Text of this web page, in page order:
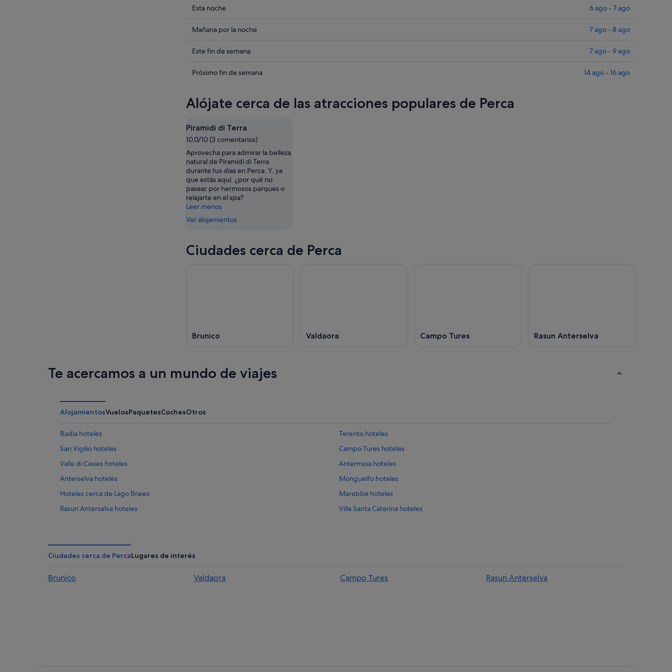
Comprueba
precios
Perca
esta
ago
7
ago
Esta noche 6 ago - 7 ago
Comprueba
precios
Perca
por
noche,
7
ago
-
8
ago
Mañana por la noche 7 ago - 8 ago
Comprueba
precios
para
fin
de
semana,
7
ago
-
9
ago
Este fin de semana 7 ago - 9 ago
Comprueba
en
para
el
próximo
fin
de
semana,
14
ago
-
16
Próximo fin de semana 14 ago - 16 ago
Alójate cerca de las atracciones populares de Perca
Piramidi di Terra
10.0/10 (3 comentarios)
Aprovecha para admirar la belleza
natural de Piramidi di Terra
durante tus días en Perca. Y, ya
que estás aquí, ¿por qué no
pasear por hermosos parques o
relajarte en el spa?
Leer menos
Ver alojamientos
Ciudades cerca de Perca
Brunico Valdaora Campo Tures Rasun Anterselva
Te acercamos a un mundo de viajes
AlojamientosVuelosPaquetesCochesOtros
Badia hoteles
Terento hoteles
San Vigilio hoteles
Campo Tures hoteles
Valle di Casies hoteles
Antermoia hoteles
Anterselva hoteles
Monguelfo hoteles
Hoteles cerca de Lago Braies
Marebbe hoteles
Rasun Anterselva hoteles
Villa Santa Caterina hoteles
Gais hoteles
Villabassa hoteles
Dobbiaco hoteles
Ciudades cerca de PercaLugares de interés
Brunico Valdaora Campo Tures Rasun Anterselva